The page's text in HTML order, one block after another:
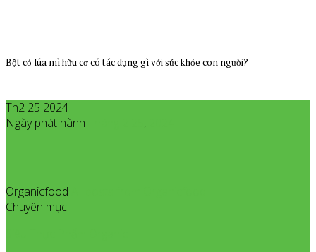
Bột cỏ lúa mì hữu cơ có tác dụng gì với sức khỏe con người?
Th2 25 2024
Ngày phát hành
,
Organicfood
Chuyên mục: